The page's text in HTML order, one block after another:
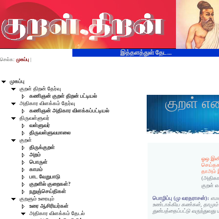
இத்தளத்துள் தேட...
முகப்பு
குறள் திறன் தேர்வு
கணிஞன் குறள் திறன் பட்டியல்
அதிகார விளக்கம் தேர்வு
கணிஞன் அதிகார விளக்கப்பட்டியல்
திருவள்ளுவர்
வள்ளுவர்
திருவள்ளுவமாலை
குறள்
திருக்குறள்
அறம்
பொருள்
காமம்
பாட வேறுபாடு
குறளில் குறைகள்?
நறுஞ்செய்திகள்
குறளும் உரையும்
உரை ஆசிரியர்கள்
அதிகார விளக்கம் தேடல்
செல்க: முகப்பு |
குறள்
ஓஒ
தாஅம்
குறள்
பொழிப்பு (மு வரதராசன்):
உண்டாக்கிய கண்கள்,
துன்பத்தைப்பட்டு வருந்துவது